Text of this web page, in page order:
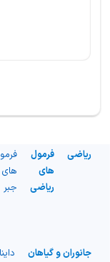
ریاضی
فرمول
های
ریاضی
های
جبر
جانوران و گیاهان